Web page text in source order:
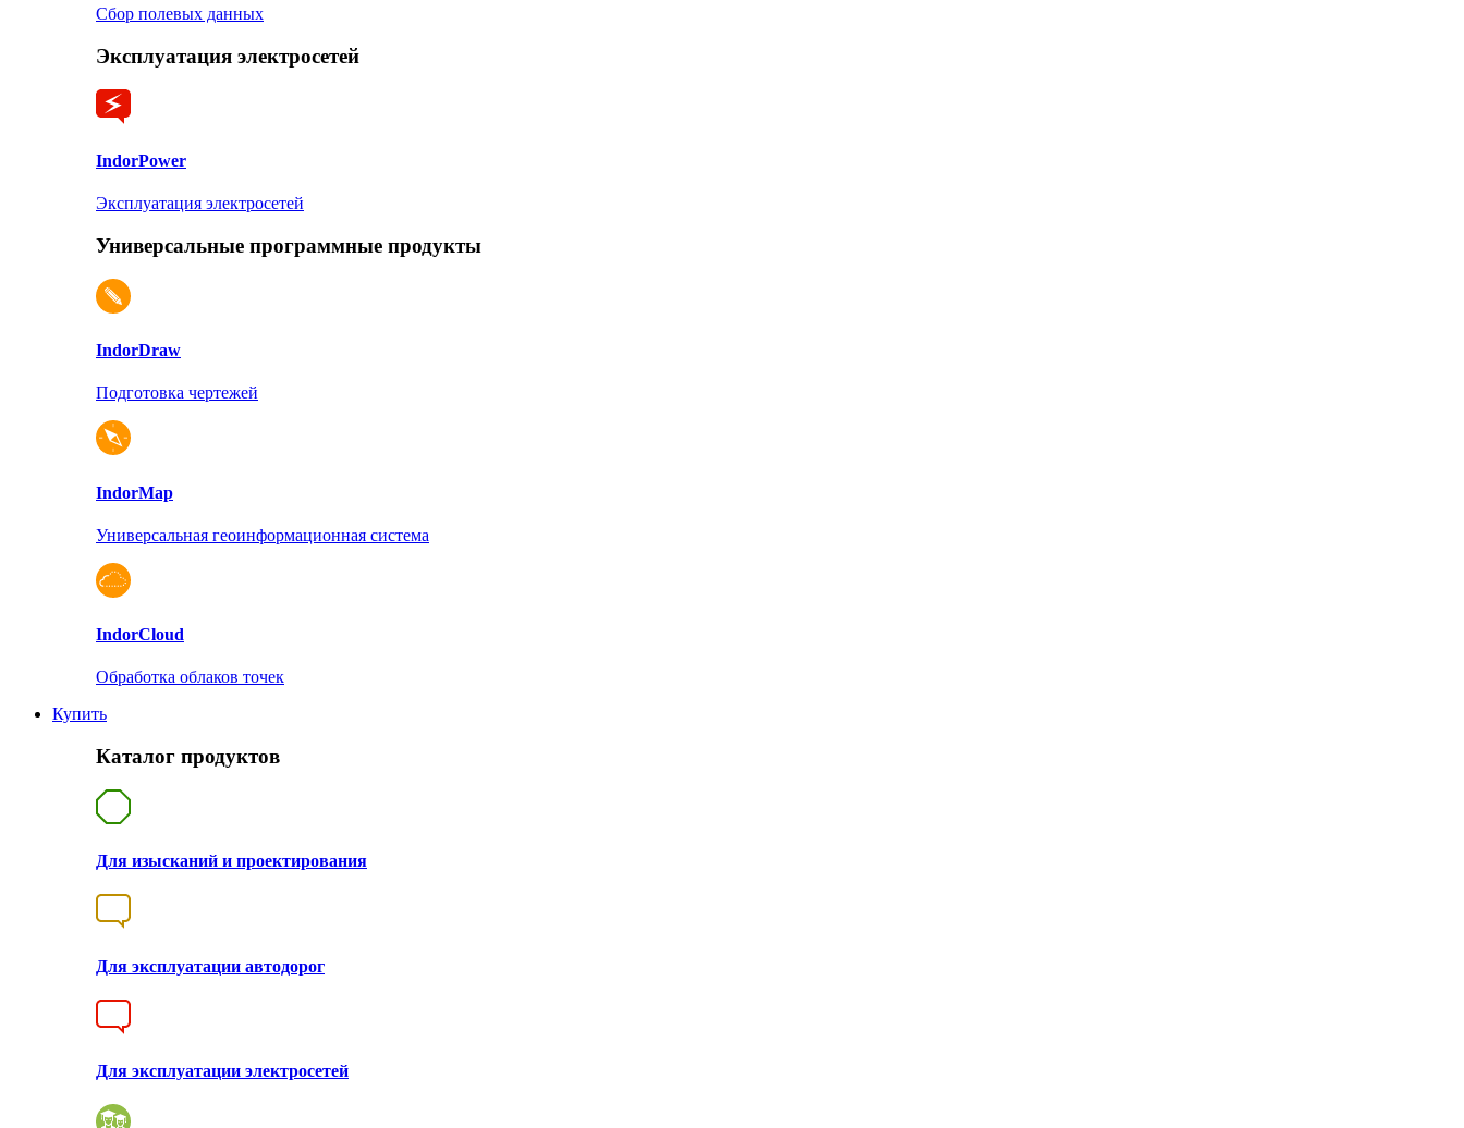
Сбор полевых данных
Эксплуатация электросетей
IndorPower
Эксплуатация электросетей
Универсальные программные продукты
IndorDraw
Подготовка чертежей
IndorMap
Универсальная геоинформационная система
IndorCloud
Обработка облаков точек
Купить
Каталог продуктов
Для изысканий и проектирования
Для эксплуатации автодорог
Для эксплуатации электросетей